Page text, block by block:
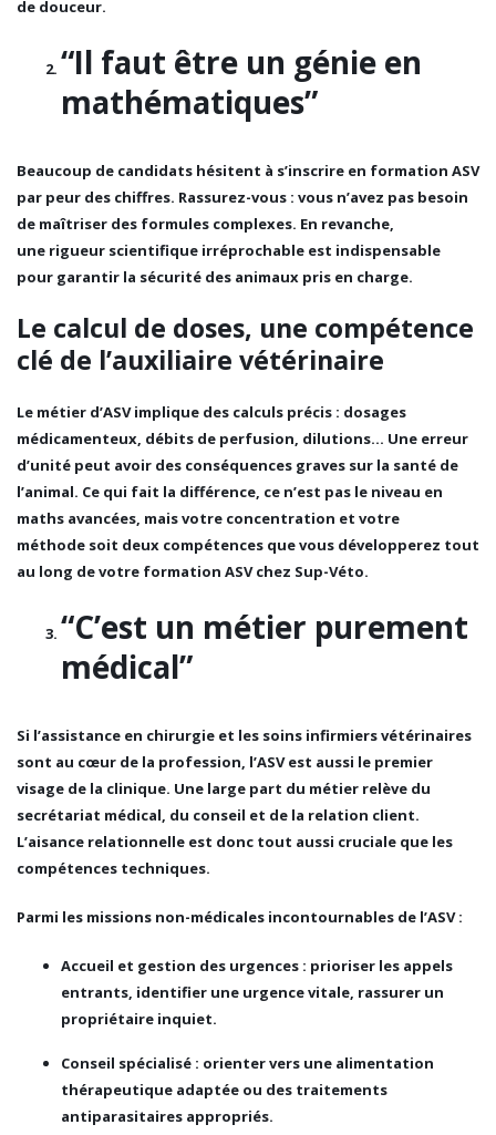
de douceur.
“Il faut être un génie en
mathématiques”
Beaucoup de candidats hésitent à s’inscrire en formation ASV
par peur des chiffres. Rassurez-vous : vous n’avez pas besoin
de maîtriser des formules complexes. En revanche,
une rigueur scientifique irréprochable est indispensable
pour garantir la sécurité des animaux pris en charge.
Le calcul de doses, une compétence
clé de l’auxiliaire vétérinaire
Le métier d’ASV implique des calculs précis : dosages
médicamenteux, débits de perfusion, dilutions… Une erreur
d’unité peut avoir des conséquences graves sur la santé de
l’animal. Ce qui fait la différence, ce n’est pas le niveau en
maths avancées, mais votre concentration et votre
méthode soit deux compétences que vous développerez tout
au long de votre formation ASV chez Sup-Véto.
“C’est un métier purement
médical”
Si l’assistance en chirurgie et les soins infirmiers vétérinaires
sont au cœur de la profession, l’ASV est aussi le premier
visage de la clinique. Une large part du métier relève du
secrétariat médical, du conseil et de la relation client.
L’aisance relationnelle est donc tout aussi cruciale que les
compétences techniques.
Parmi les missions non-médicales incontournables de l’ASV :
Accueil et gestion des urgences : prioriser les appels
entrants, identifier une urgence vitale, rassurer un
propriétaire inquiet.
Conseil spécialisé : orienter vers une alimentation
thérapeutique adaptée ou des traitements
antiparasitaires appropriés.